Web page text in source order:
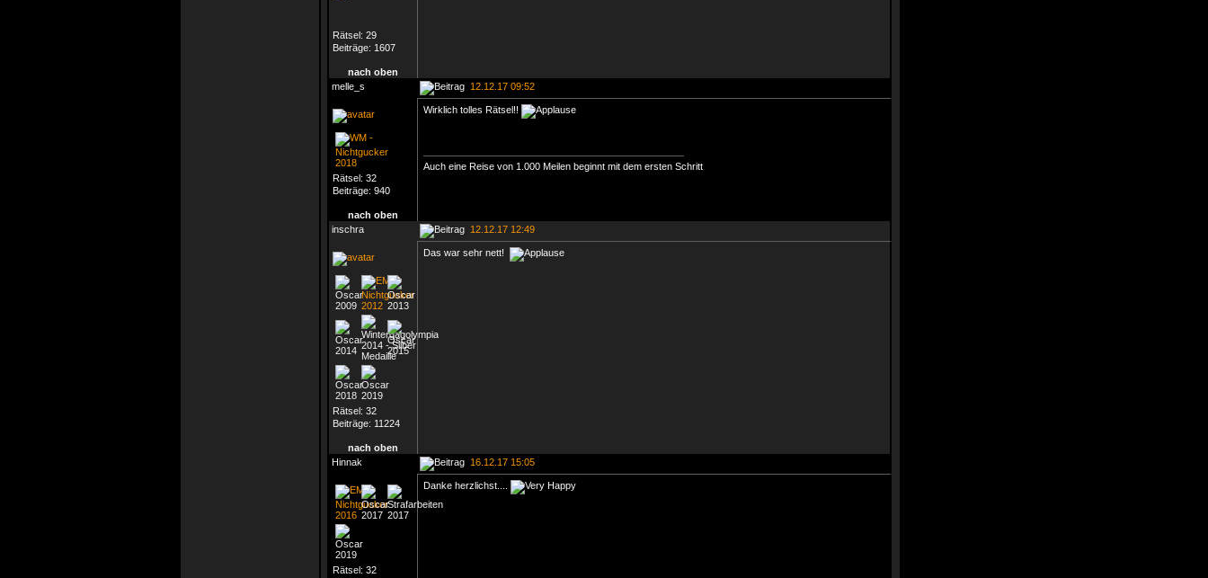
Rätsel: 29
Beiträge: 1607
nach oben
melle_s
12.12.17 09:52
Rätsel: 32
Beiträge: 940
Wirklich tolles Rätsel!!
Auch eine Reise von 1.000 Meilen beginnt mit dem ersten Schritt
nach oben
inschra
12.12.17 12:49
Rätsel: 32
Beiträge: 11224
Das war sehr nett!
nach oben
Hinnak
16.12.17 15:05
Rätsel: 32
Danke herzlichst....